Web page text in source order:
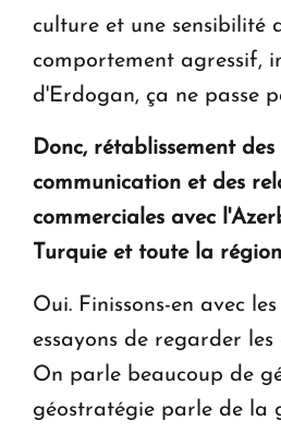
culture et une sensibilité
comportement agressif,
d'Erdogan, ça ne passe
Donc, rétablissement des
communication et des
commerciales avec
Turquie et toute la
Oui. Finissons-en avec
essayons de regarder les
On parle beaucoup de
géostratégie parle de la